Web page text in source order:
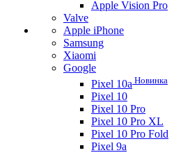
Apple Vision Pro
Valve
Apple iPhone
Samsung
Xiaomi
Google
Pixel 10a Новинка
Pixel 10
Pixel 10 Pro
Pixel 10 Pro XL
Pixel 10 Pro Fold
Pixel 9a